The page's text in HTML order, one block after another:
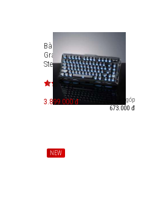
Bàn phím cơ Gaming
Gravastar Mercury K1 -
Stealth Black [GS-
K1_XTAL_BLK]
3.899.000 đ
Trả góp
673.000 đ
NEW